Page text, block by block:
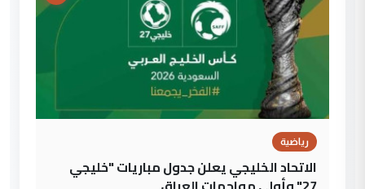
رياضية
الاتحاد الخليجي يعلن جدول مباريات "خليجي